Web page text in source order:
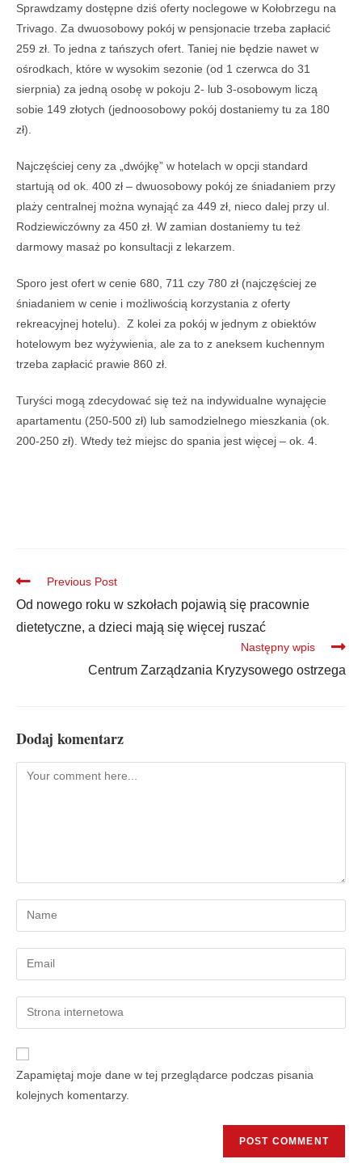
Sprawdzamy dostępne dziś oferty noclegowe w Kołobrzegu na
Trivago. Za dwuosobowy pokój w pensjonacie trzeba zapłacić
259 zł. To jedna z tańszych ofert. Taniej nie będzie nawet w
ośrodkach, które w wysokim sezonie (od 1 czerwca do 31
sierpnia) za jedną osobę w pokoju 2- lub 3-osobowym liczą
sobie 149 złotych (jednoosobowy pokój dostaniemy tu za 180
zł).
Najczęściej ceny za „dwójkę” w hotelach w opcji standard
startują od ok. 400 zł – dwuosobowy pokój ze śniadaniem przy
plaży centralnej można wynająć za 449 zł, nieco dalej przy ul.
Rodziewiczówny za 450 zł. W zamian dostaniemy tu też
darmowy masaż po konsultacji z lekarzem.
Sporo jest ofert w cenie 680, 711 czy 780 zł (najczęściej ze
śniadaniem w cenie i możliwością korzystania z oferty
rekreacyjnej hotelu). Z kolei za pokój w jednym z obiektów
hotelowym bez wyżywienia, ale za to z aneksem kuchennym
trzeba zapłacić prawie 860 zł.
Turyści mogą zdecydować się też na indywidualne wynajęcie
apartamentu (250-500 zł) lub samodzielnego mieszkania (ok.
200-250 zł). Wtedy też miejsc do spania jest więcej – ok. 4.
Previous Post
Od nowego roku w szkołach pojawią się pracownie
dietetyczne, a dzieci mają się więcej ruszać
Następny wpis
Centrum Zarządzania Kryzysowego ostrzega
Dodaj komentarz
Zapamiętaj moje dane w tej przeglądarce podczas pisania
kolejnych komentarzy.